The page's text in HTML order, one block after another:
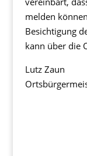
melden
Besichtigung
kann über die
Lutz Zaun